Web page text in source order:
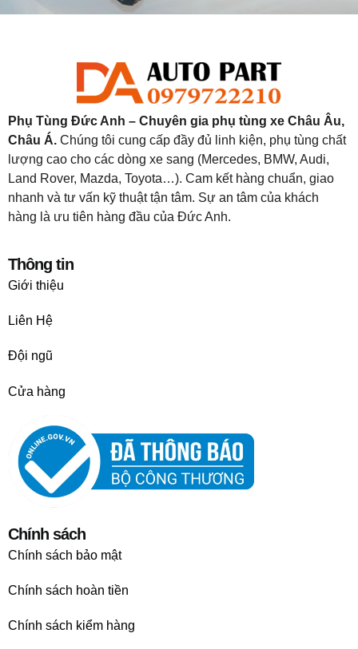
Phụ Tùng Đức Anh – Chuyên gia phụ tùng xe Châu Âu,
Châu Á. Chúng tôi cung cấp đầy đủ linh kiện, phụ tùng chất
lượng cao cho các dòng xe sang (Mercedes, BMW, Audi,
Land Rover, Mazda, Toyota…). Cam kết hàng chuẩn, giao
nhanh và tư vấn kỹ thuật tận tâm. Sự an tâm của khách
hàng là ưu tiên hàng đầu của Đức Anh.
Thông tin
Giới thiệu
Liên Hệ
Đội ngũ
Cửa hàng
Chính sách
Chính sách bảo mật
Chính sách hoàn tiền
Chính sách kiểm hàng